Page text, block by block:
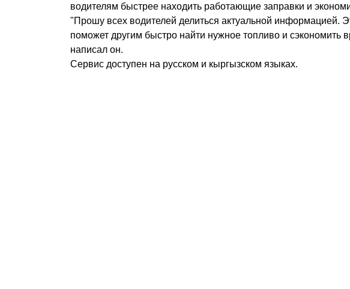
водителям быстрее находить работающие заправки и
"Прошу всех водителей делиться актуальной информацией.
поможет другим быстро найти нужное топливо и сэкономить
написал он.
Сервис доступен на русском и кыргызском языках.